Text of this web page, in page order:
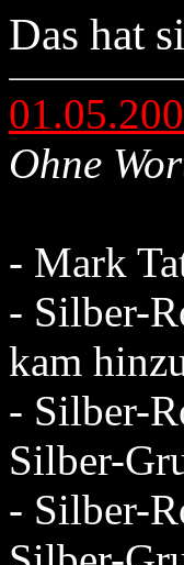
Das hat
Ohne
- Mark
- Silber-
kam
- Silber-
Silber-
- Silber-